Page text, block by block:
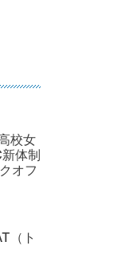
校女
体制
オフ
（ト